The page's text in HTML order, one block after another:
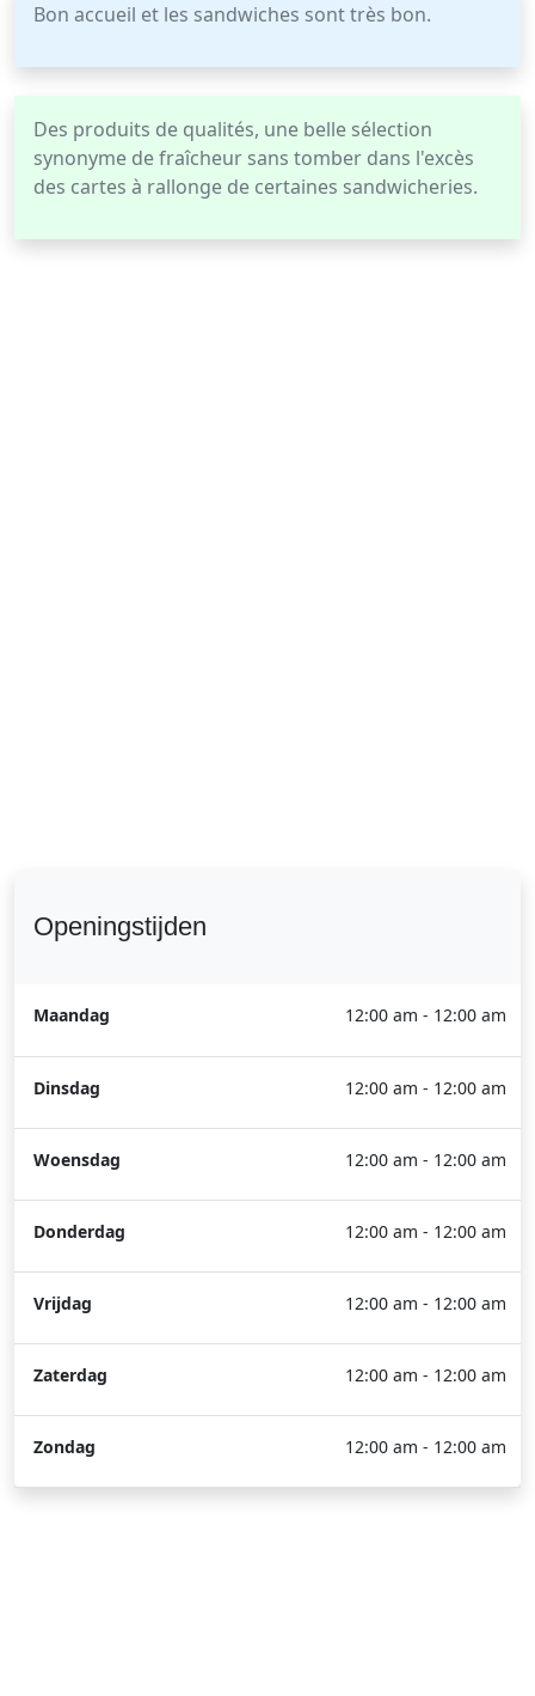
Bon accueil et les sandwiches sont très bon.
Des produits de qualités, une belle sélection
synonyme de fraîcheur sans tomber dans l'excès
des cartes à rallonge de certaines sandwicheries.
Openingstijden
Maandag 12:00 am - 12:00 am
Dinsdag 12:00 am - 12:00 am
Woensdag 12:00 am - 12:00 am
Donderdag 12:00 am - 12:00 am
Vrijdag 12:00 am - 12:00 am
Zaterdag 12:00 am - 12:00 am
Zondag 12:00 am - 12:00 am